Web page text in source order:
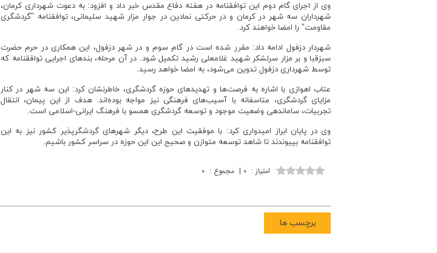
وی از اجرای گام دوم این توافقنامه در هفته دفاع مقدس خبر داد و افزود: به دعوت شهرداری کرمان،
شهرداران سه شهر در کرمان و در حرکتی نمادین در جوار مزار شهید سلیمانی، توافقنامه "گردشگری
مقاومت" را امضا خواهند کرد.
شهردار دزفول ادامه داد: مقرر شده است در گام سوم و در شهر دزفول، این همکاری در حرم حضرت
سبزقبا و بر مزار سرلشکر شهید غلامعلی رشید تکمیل شود. در آن مرحله، بندهای اجرایی توافقنامه که
توسط شهرداری دزفول تدوین می‌شود، به امضا خواهد رسید.
عتاب اهوازی با اشاره به فرصت‌ها و تهدیدهای حوزه گردشگری، خاطرنشان کرد: این سه شهر در کنار
مزایای گردشگری، متاسفانه با آسیب‌های فرهنگی نیز مواجه بوده‌اند. هدف از این پیمان، انتقال
تجربیات، ساماندهی وضعیت موجود و توسعه گردشگری همسو با فرهنگ ایرانی-اسلامی است.
وی در پایان ابراز امیدواری کرد: با موفقیت این طرح، دیگر شهرهای گردشگرپذیر کشور نیز به این
توافقنامه بپیوندند تا شاهد توسعه متوازن و صحیح این این حوزه در سراسر کشور باشیم.
امتیاز : ۰ | مجموع : ۰
برچسب ها